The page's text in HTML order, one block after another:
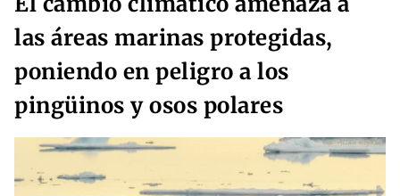
las áreas marinas protegidas,
poniendo en peligro a los
pingüinos y osos polares